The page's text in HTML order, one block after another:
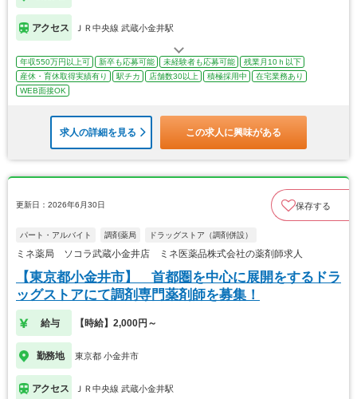
アクセス ＪＲ中央線 武蔵小金井駅
年収550万円以上可 新卒も応募可能 未経験者も応募可能
残業月10ｈ以下
産休・育休取得実績有り
駅チカ 店舗数30以上 積極採用中
在宅業務あり
WEB面接OK
求人の詳細を見る この求人に興味がある
更新日：2026年6月30日 保存する
パート・アルバイト 調剤薬局 ドラッグストア（調剤併設）
ミネ薬局 ソコラ武蔵小金井店 ミネ医薬品株式会社の薬剤師求人
【東京都小金井市】 首都圏を中心に展開をするドラ
ッグストアにて調剤専門薬剤師を募集！
給与 【時給】2,000円～
勤務地 東京都 小金井市
アクセス ＪＲ中央線 武蔵小金井駅